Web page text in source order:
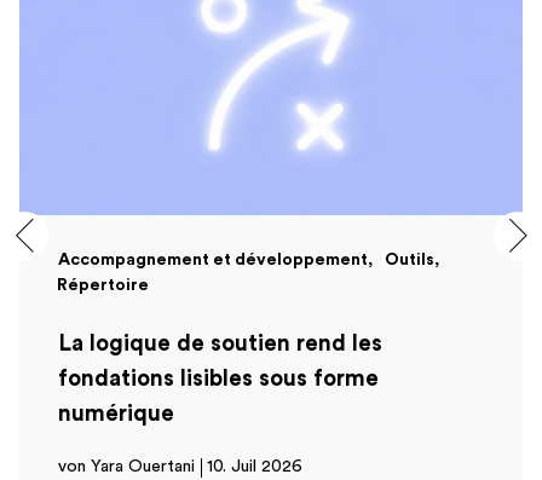
Accompagnement et développement
Outils
Répertoire
La logique de soutien rend les
fondations lisibles sous forme
numérique
von Yara Ouertani 10. Juil 2026